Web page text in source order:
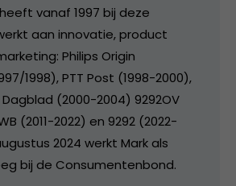
vanaf 1997 bij deze
aan innovatie, product
Philips Origin
1998), PTT Post (1998-2000),
(2000-2004) 9292OV
(2011-2022) en 9292 (2022-
2024 werkt Mark als
bij de Consumentenbond.